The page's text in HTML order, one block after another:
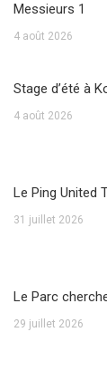
Messieurs 1
4 août 2026
Stage d’été à
4 août 2026
Le Ping United
31 juillet 2026
Le Parc
29 juillet 2026